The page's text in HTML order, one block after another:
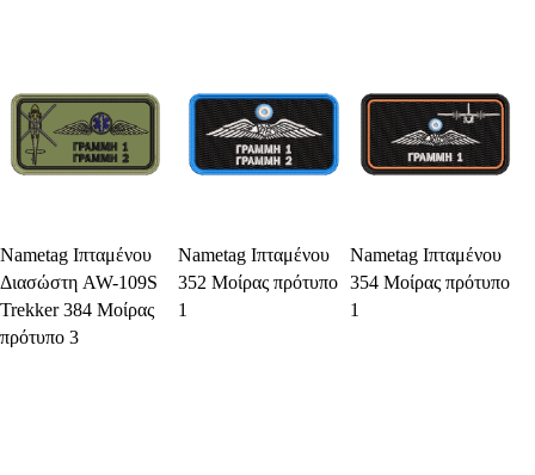
Select Options
Nametag Ιπταμένου
Διασώστη AW-109S
Trekker 384 Μοίρας
πρότυπο 3
Select Options
Nametag Ιπταμένου
352 Μοίρας πρότυπο
1
Select Options
Nametag Ιπταμένου
354 Μοίρας πρότυπο
1